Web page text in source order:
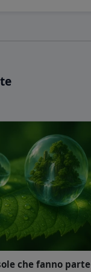
che fanno parte